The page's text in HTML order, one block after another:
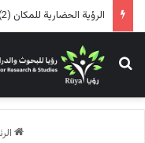
الرؤية الحضارية للمكان (2)
بحث عن